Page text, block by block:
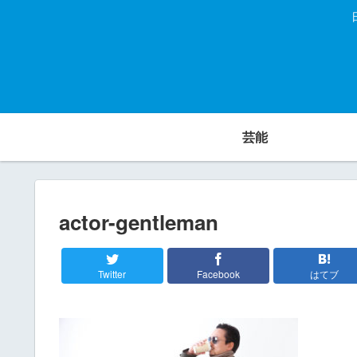
芸能
actor-gentleman
Twitter Facebook はてブ